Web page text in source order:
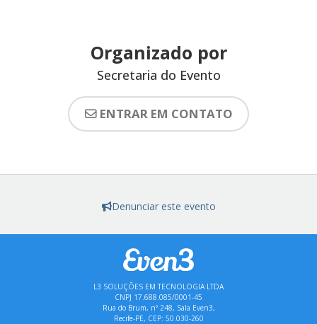
Organizado por
Secretaria do Evento
ENTRAR EM CONTATO
Denunciar este evento
L3 SOLUÇÕES EM TECNOLOGIA LTDA
CNPJ 17.688.085/0001-45
Rua do Brum, nº 248, Sala Even3,
Recife-PE, CEP: 50.030-260